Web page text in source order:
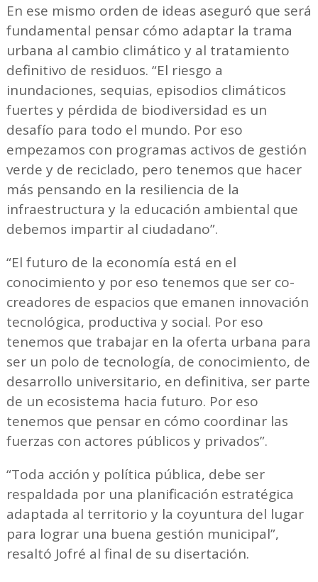
En ese mismo orden de ideas aseguró que será
fundamental pensar cómo adaptar la trama
urbana al cambio climático y al tratamiento
definitivo de residuos. “El riesgo a
inundaciones, sequias, episodios climáticos
fuertes y pérdida de biodiversidad es un
desafío para todo el mundo. Por eso
empezamos con programas activos de gestión
verde y de reciclado, pero tenemos que hacer
más pensando en la resiliencia de la
infraestructura y la educación ambiental que
debemos impartir al ciudadano”.
“El futuro de la economía está en el
conocimiento y por eso tenemos que ser co-
creadores de espacios que emanen innovación
tecnológica, productiva y social. Por eso
tenemos que trabajar en la oferta urbana para
ser un polo de tecnología, de conocimiento, de
desarrollo universitario, en definitiva, ser parte
de un ecosistema hacia futuro. Por eso
tenemos que pensar en cómo coordinar las
fuerzas con actores públicos y privados”.
“Toda acción y política pública, debe ser
respaldada por una planificación estratégica
adaptada al territorio y la coyuntura del lugar
para lograr una buena gestión municipal”,
resaltó Jofré al final de su disertación.